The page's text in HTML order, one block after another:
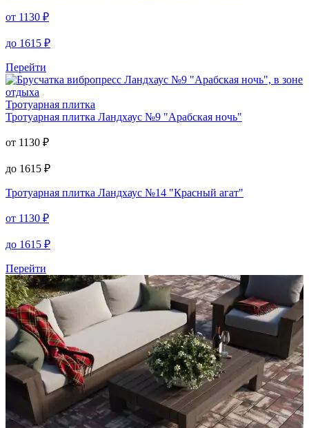
от 1130 ₽
до 1615 ₽
Перейти
Тротуарная плитка
Тротуарная плитка Ландхаус №9 "Арабская ночь"
от 1130 ₽
до 1615 ₽
Тротуарная плитка Ландхаус №14 "Красный агат"
от 1130 ₽
до 1615 ₽
Перейти